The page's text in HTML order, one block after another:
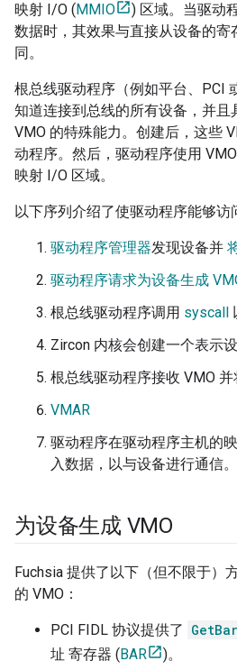
映射 I/O ( MMIO
) 区域。当驱动
数据时，其效果与直接从设备的寄
同。
根总线驱动程序（例如平台、PCI
知道连接到总线的所有设备，并且
VMO 的特殊能力。创建后，这些
动程序。然后，驱动程序使用
映射 I/O 区域。
以下序列介绍了使驱动程序能够访
驱动程序管理器发现设备并
驱动程序请求为设备生成
根总线驱动程序调用 syscall
Zircon 内核会创建一个表示
根总线驱动程序接收 VMO 并
VMAR
驱动程序在驱动程序主机的
入数据，以与设备进行通信。
为设备生成 VMO
Fuchsia 提供了以下（但不限于）
的 VMO：
PCI FIDL 协议提供了
址 寄存器 ( BAR )。